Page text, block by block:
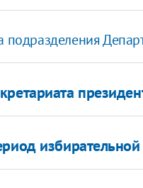
подразделения